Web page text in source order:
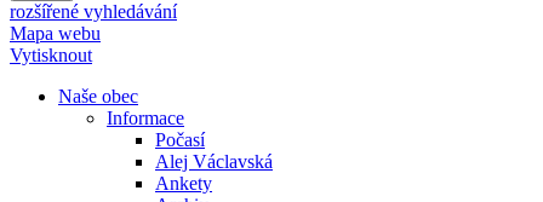
rozšířené vyhledávání
Mapa webu
Vytisknout
Naše obec
Informace
Počasí
Alej Václavská
Ankety